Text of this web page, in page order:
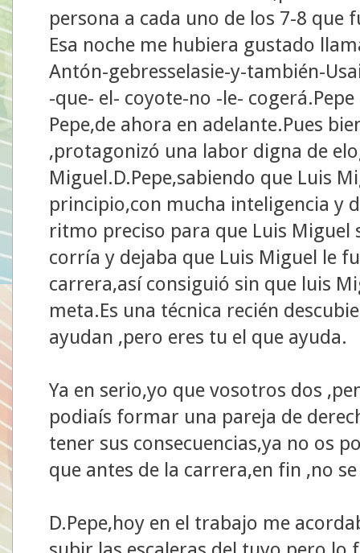
persona a cada uno de los 7-8 que
Esa noche me hubiera gustado
Antón-gebresselasie-y-también-
-que- el- coyote-no -le-
Pepe,de ahora en adelante.Pues
,protagonizó una labor digna de
Miguel.D.Pepe,sabiendo que Luis
principio,con mucha inteligencia y
ritmo preciso para que Luis Miguel
corría y dejaba que Luis Miguel le
carrera,así consiguió sin que luis
meta.Es una técnica recién
ayudan ,pero eres tu el que ayuda.
Ya en serio,yo que vosotros dos
podiaís formar una pareja de
tener sus consecuencias,ya no os
que antes de la carrera,en fin ,no
D.Pepe,hoy en el trabajo me